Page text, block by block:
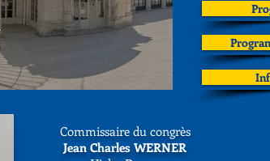
Commissaire du congrès
Jean Charles WERNER